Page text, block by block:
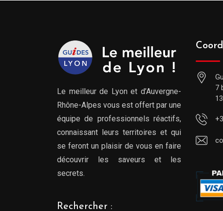
Le meilleur de Lyon et d’Auvergne-
Rhône-Alpes vous est offert par une
équipe de professionnels réactifs,
connaissant leurs territoires et qui
se feront un plaisir de vous en faire
découvrir les saveurs et les
secrets.
Rechercher :
7